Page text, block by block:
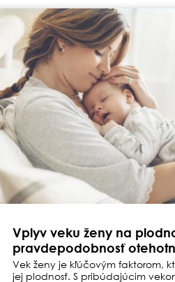
Vplyv veku ženy na
pravdepodobnosť
Vek ženy je kľúčovým faktorom,
jej plodnosť. S pribúdajúcim